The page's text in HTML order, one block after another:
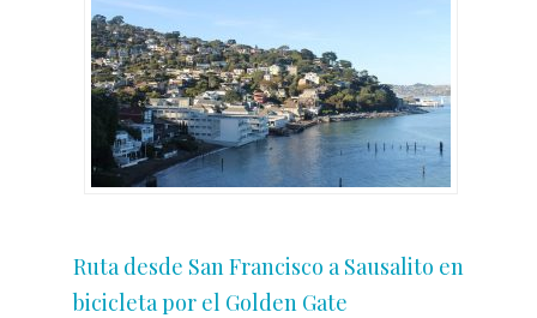
Ruta desde San Francisco a Sausalito en
bicicleta por el Golden Gate